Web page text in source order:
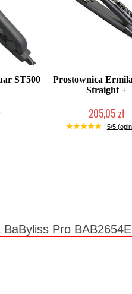
ST500
Prostownica
Straight +
205,05 zł
Produkt 5/5
Pro